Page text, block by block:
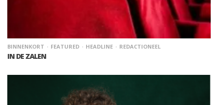
BINNENKORT FEATURED HEADLINE REDACTIONEEL
IN DE ZALEN